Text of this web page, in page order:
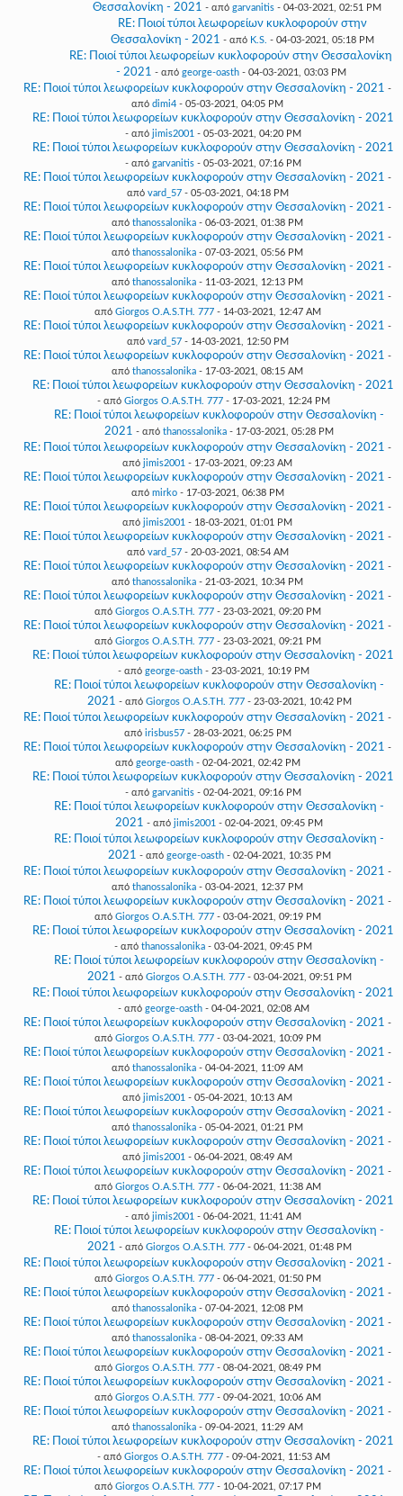
Θεσσαλονίκη - 2021 - από garvanitis- 04-03-2021, 02:51 PM
RE: Ποιοί τύποι λεωφορείων κυκλοφορούν στην
Θεσσαλονίκη - 2021 - από K.S. - 04-03-2021, 05:18 PM
RE: Ποιοί τύποι λεωφορείων κυκλοφορούν στην Θεσσαλονίκη
- 2021 - από george-oasth- 04-03-2021, 03:03 PM
RE: Ποιοί τύποι λεωφορείων κυκλοφορούν στην Θεσσαλονίκη - 2021 -
από dimi4 - 05-03-2021, 04:05 PM
RE: Ποιοί τύποι λεωφορείων κυκλοφορούν στην Θεσσαλονίκη - 2021
- από jimis2001 - 05-03-2021, 04:20 PM
RE: Ποιοί τύποι λεωφορείων κυκλοφορούν στην Θεσσαλονίκη - 2021
- από garvanitis - 05-03-2021, 07:16 PM
RE: Ποιοί τύποι λεωφορείων κυκλοφορούν στην Θεσσαλονίκη - 2021 -
από vard_57- 05-03-2021, 04:18 PM
RE: Ποιοί τύποι λεωφορείων κυκλοφορούν στην Θεσσαλονίκη - 2021 -
από thanossalonika - 06-03-2021, 01:38 PM
RE: Ποιοί τύποι λεωφορείων κυκλοφορούν στην Θεσσαλονίκη - 2021 -
από thanossalonika - 07-03-2021, 05:56 PM
RE: Ποιοί τύποι λεωφορείων κυκλοφορούν στην Θεσσαλονίκη - 2021 -
από thanossalonika - 11-03-2021, 12:13 PM
RE: Ποιοί τύποι λεωφορείων κυκλοφορούν στην Θεσσαλονίκη - 2021 -
από Giorgos O.A.S.TH. 777- 14-03-2021, 12:47 AM
RE: Ποιοί τύποι λεωφορείων κυκλοφορούν στην Θεσσαλονίκη - 2021 -
από vard_57- 14-03-2021, 12:50 PM
RE: Ποιοί τύποι λεωφορείων κυκλοφορούν στην Θεσσαλονίκη - 2021 -
από thanossalonika - 17-03-2021, 08:15 AM
RE: Ποιοί τύποι λεωφορείων κυκλοφορούν στην Θεσσαλονίκη - 2021
- από Giorgos O.A.S.TH. 777- 17-03-2021, 12:24 PM
RE: Ποιοί τύποι λεωφορείων κυκλοφορούν στην Θεσσαλονίκη -
2021 - από thanossalonika - 17-03-2021, 05:28 PM
RE: Ποιοί τύποι λεωφορείων κυκλοφορούν στην Θεσσαλονίκη - 2021 -
από jimis2001 - 17-03-2021, 09:23 AM
RE: Ποιοί τύποι λεωφορείων κυκλοφορούν στην Θεσσαλονίκη - 2021 -
από mirko- 17-03-2021, 06:38 PM
RE: Ποιοί τύποι λεωφορείων κυκλοφορούν στην Θεσσαλονίκη - 2021 -
από jimis2001 - 18-03-2021, 01:01 PM
RE: Ποιοί τύποι λεωφορείων κυκλοφορούν στην Θεσσαλονίκη - 2021 -
από vard_57- 20-03-2021, 08:54 AM
RE: Ποιοί τύποι λεωφορείων κυκλοφορούν στην Θεσσαλονίκη - 2021 -
από thanossalonika - 21-03-2021, 10:34 PM
RE: Ποιοί τύποι λεωφορείων κυκλοφορούν στην Θεσσαλονίκη - 2021 -
από Giorgos O.A.S.TH. 777- 23-03-2021, 09:20 PM
RE: Ποιοί τύποι λεωφορείων κυκλοφορούν στην Θεσσαλονίκη - 2021 -
από Giorgos O.A.S.TH. 777- 23-03-2021, 09:21 PM
RE: Ποιοί τύποι λεωφορείων κυκλοφορούν στην Θεσσαλονίκη - 2021
- από george-oasth- 23-03-2021, 10:19 PM
RE: Ποιοί τύποι λεωφορείων κυκλοφορούν στην Θεσσαλονίκη -
2021 - από Giorgos O.A.S.TH. 777- 23-03-2021, 10:42 PM
RE: Ποιοί τύποι λεωφορείων κυκλοφορούν στην Θεσσαλονίκη - 2021 -
από irisbus57- 28-03-2021, 06:25 PM
RE: Ποιοί τύποι λεωφορείων κυκλοφορούν στην Θεσσαλονίκη - 2021 -
από george-oasth- 02-04-2021, 02:42 PM
RE: Ποιοί τύποι λεωφορείων κυκλοφορούν στην Θεσσαλονίκη - 2021
- από garvanitis - 02-04-2021, 09:16 PM
RE: Ποιοί τύποι λεωφορείων κυκλοφορούν στην Θεσσαλονίκη -
2021 - από jimis2001 - 02-04-2021, 09:45 PM
RE: Ποιοί τύποι λεωφορείων κυκλοφορούν στην Θεσσαλονίκη -
2021 - από george-oasth- 02-04-2021, 10:35 PM
RE: Ποιοί τύποι λεωφορείων κυκλοφορούν στην Θεσσαλονίκη - 2021 -
από thanossalonika - 03-04-2021, 12:37 PM
RE: Ποιοί τύποι λεωφορείων κυκλοφορούν στην Θεσσαλονίκη - 2021 -
από Giorgos O.A.S.TH. 777- 03-04-2021, 09:19 PM
RE: Ποιοί τύποι λεωφορείων κυκλοφορούν στην Θεσσαλονίκη - 2021
- από thanossalonika - 03-04-2021, 09:45 PM
RE: Ποιοί τύποι λεωφορείων κυκλοφορούν στην Θεσσαλονίκη -
2021 - από Giorgos O.A.S.TH. 777- 03-04-2021, 09:51 PM
RE: Ποιοί τύποι λεωφορείων κυκλοφορούν στην Θεσσαλονίκη - 2021
- από george-oasth- 04-04-2021, 02:08 AM
RE: Ποιοί τύποι λεωφορείων κυκλοφορούν στην Θεσσαλονίκη - 2021 -
από Giorgos O.A.S.TH. 777- 03-04-2021, 10:09 PM
RE: Ποιοί τύποι λεωφορείων κυκλοφορούν στην Θεσσαλονίκη - 2021 -
από thanossalonika - 04-04-2021, 11:09 AM
RE: Ποιοί τύποι λεωφορείων κυκλοφορούν στην Θεσσαλονίκη - 2021 -
από jimis2001 - 05-04-2021, 10:13 AM
RE: Ποιοί τύποι λεωφορείων κυκλοφορούν στην Θεσσαλονίκη - 2021 -
από thanossalonika - 05-04-2021, 01:21 PM
RE: Ποιοί τύποι λεωφορείων κυκλοφορούν στην Θεσσαλονίκη - 2021 -
από jimis2001 - 06-04-2021, 08:49 AM
RE: Ποιοί τύποι λεωφορείων κυκλοφορούν στην Θεσσαλονίκη - 2021 -
από Giorgos O.A.S.TH. 777- 06-04-2021, 11:38 AM
RE: Ποιοί τύποι λεωφορείων κυκλοφορούν στην Θεσσαλονίκη - 2021
- από jimis2001 - 06-04-2021, 11:41 AM
RE: Ποιοί τύποι λεωφορείων κυκλοφορούν στην Θεσσαλονίκη -
2021 - από Giorgos O.A.S.TH. 777- 06-04-2021, 01:48 PM
RE: Ποιοί τύποι λεωφορείων κυκλοφορούν στην Θεσσαλονίκη - 2021 -
από Giorgos O.A.S.TH. 777- 06-04-2021, 01:50 PM
RE: Ποιοί τύποι λεωφορείων κυκλοφορούν στην Θεσσαλονίκη - 2021 -
από thanossalonika - 07-04-2021, 12:08 PM
RE: Ποιοί τύποι λεωφορείων κυκλοφορούν στην Θεσσαλονίκη - 2021 -
από thanossalonika - 08-04-2021, 09:33 AM
RE: Ποιοί τύποι λεωφορείων κυκλοφορούν στην Θεσσαλονίκη - 2021 -
από Giorgos O.A.S.TH. 777- 08-04-2021, 08:49 PM
RE: Ποιοί τύποι λεωφορείων κυκλοφορούν στην Θεσσαλονίκη - 2021 -
από Giorgos O.A.S.TH. 777- 09-04-2021, 10:06 AM
RE: Ποιοί τύποι λεωφορείων κυκλοφορούν στην Θεσσαλονίκη - 2021 -
από thanossalonika - 09-04-2021, 11:29 AM
RE: Ποιοί τύποι λεωφορείων κυκλοφορούν στην Θεσσαλονίκη - 2021
- από Giorgos O.A.S.TH. 777- 09-04-2021, 11:53 AM
RE: Ποιοί τύποι λεωφορείων κυκλοφορούν στην Θεσσαλονίκη - 2021 -
από Giorgos O.A.S.TH. 777- 10-04-2021, 07:17 PM